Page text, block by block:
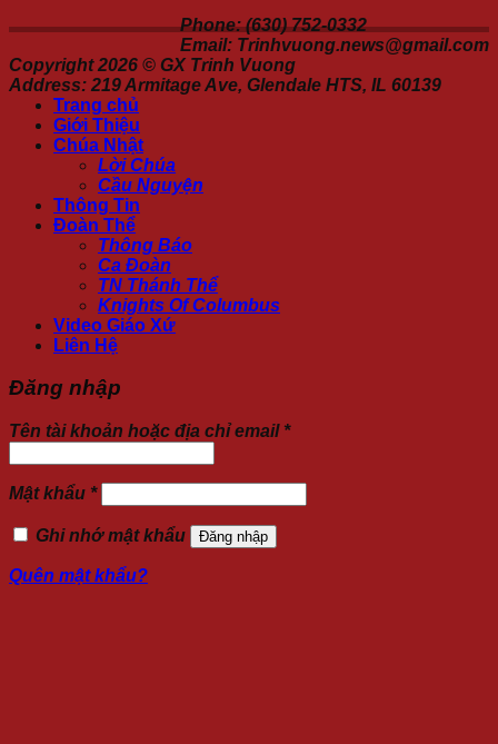
Phone: (630) 752-0332
Email: Trinhvuong.news@gmail.com
Copyright 2026 © GX Trinh Vuong
Address: 219 Armitage Ave, Glendale HTS, IL 60139
Trang chủ
Giới Thiệu
Chúa Nhật
Lời Chúa
Cầu Nguyện
Thông Tin
Đoàn Thể
Thông Báo
Ca Đoàn
TN Thánh Thể
Knights Of Columbus
Video Giáo Xứ
Liên Hệ
Đăng nhập
Tên tài khoản hoặc địa chỉ email *
Mật khẩu *
Ghi nhớ mật khẩu Đăng nhập
Quên mật khẩu?